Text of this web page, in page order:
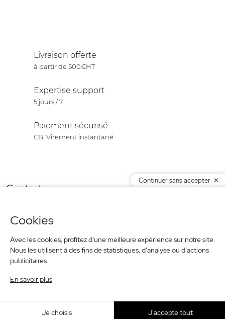
Livraison offerte
à partir de 500€HT
Expertise support
5 jours / 7
Paiement sécurisé
CB, Virement instantané
Contact
Notre société
Newsletter
© 2026 ISIT -Agence web Creabilis
Continuer sans accepter
Cookies
Avec les cookies, profitez d'une meilleure expérience sur notre site.
Nous les utilisent à des fins de statistiques, d'analyse ou d'actions
publicitaires.
En savoir plus
Je choisis J'accepte tout